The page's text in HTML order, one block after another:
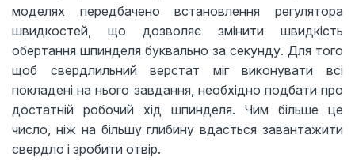
моделях передбачено встановлення регулятора
швидкостей, що дозволяє змінити швидкість
обертання шпинделя буквально за секунду. Для того
щоб свердлильний верстат міг виконувати всі
покладені на нього завдання, необхідно подбати про
достатній робочий хід шпинделя. Чим більше це
число, ніж на більшу глибину вдасться завантажити
свердло і зробити отвір.